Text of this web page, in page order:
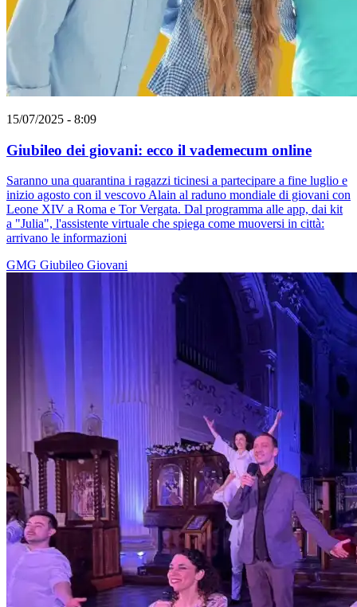
15/07/2025 - 8:09
Giubileo dei giovani: ecco il vademecum online
Saranno una quarantina i ragazzi ticinesi a partecipare a fine luglio e
inizio agosto con il vescovo Alain al raduno mondiale di giovani con
Leone XIV a Roma e Tor Vergata. Dal programma alle app, dai kit
a "Julia", l'assistente virtuale che spiega come muoversi in città:
arrivano le informazioni
GMG Giubileo Giovani